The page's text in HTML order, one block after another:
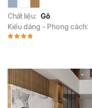
Chất liệu: Gỗ
Kiểu dáng - Phong cách: